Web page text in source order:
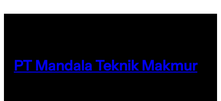
PT Mandala Teknik Makmur